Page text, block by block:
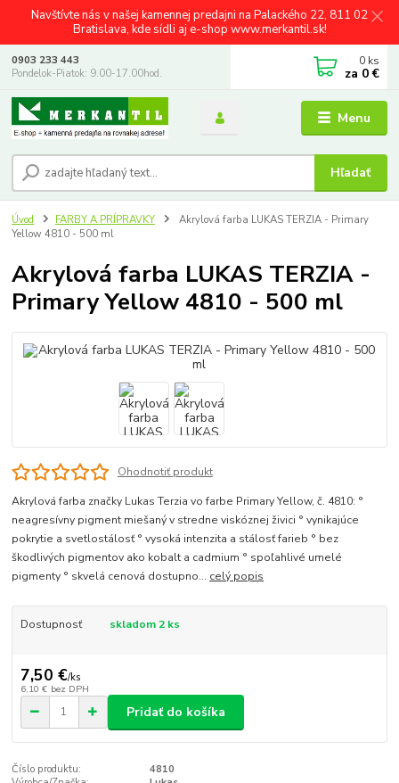
Navštívte nás v našej kamennej predajni na Palackého 22, 811 02
Bratislava, kde sídli aj e-shop www.merkantil.sk!
Menu
Hľadať
0903 233 443
Pondelok-Piatok: 9.00-17.00hod.
0 ks
za 0 €
Úvod FARBY A PRÍPRAVKY
Akrylová farba LUKAS TERZIA - Primary
Yellow 4810 - 500 ml
Akrylová farba LUKAS TERZIA -
Primary Yellow 4810 - 500 ml
Ohodnotiť produkt
Akrylová farba značky Lukas Terzia vo farbe Primary Yellow, č. 4810: °
neagresívny pigment miešaný v stredne viskóznej živici ° vynikajúce
pokrytie a svetlostálosť ° vysoká intenzita a stálosť farieb ° bez
škodlivých pigmentov ako kobalt a cadmium ° spoľahlivé umelé
pigmenty ° skvelá cenová dostupno... celý popis
Dostupnosť skladom 2 ks
7,50 €/ks
6,10 € bez DPH
Pridať do košíka
Číslo produktu:
4810